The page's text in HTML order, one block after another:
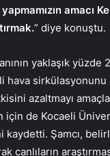
amacı
” diye konuştu.
yaklaşık yüzde
hava sirkülasyonunu
azaltmayı
için de Kocaeli
kaydetti. Şamcı,
canlıların